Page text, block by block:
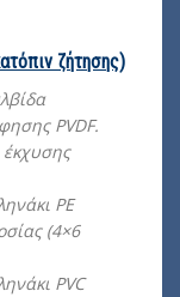
ζήτησης)
PVDF.
PE
(4×6
PVC